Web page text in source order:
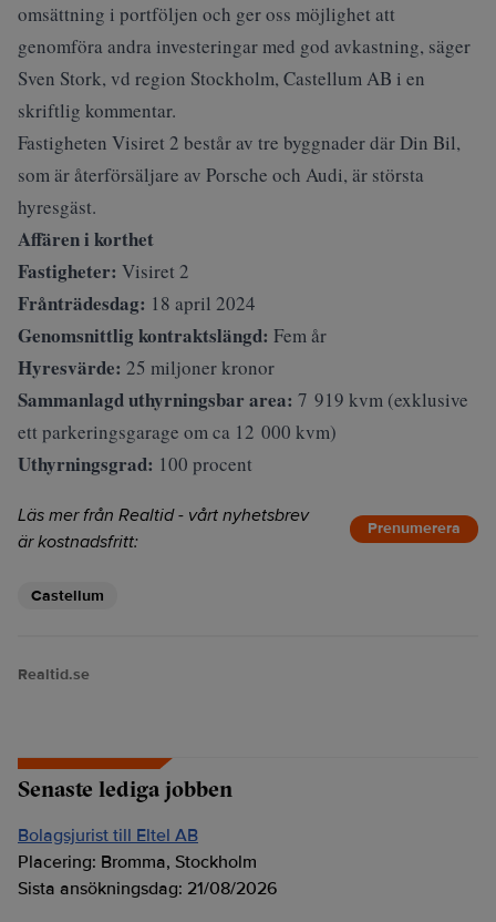
omsättning i portföljen och ger oss möjlighet att
genomföra andra investeringar med god avkastning, säger
Sven Stork, vd region Stockholm, Castellum AB i en
skriftlig kommentar.
Fastigheten Visiret 2 består av tre byggnader där Din Bil,
som är återförsäljare av Porsche och Audi, är största
hyresgäst.
Affären i korthet
Fastigheter: Visiret 2
Frånträdesdag: 18 april 2024
Genomsnittlig kontraktslängd: Fem år
Hyresvärde: 25 miljoner kronor
Sammanlagd uthyrningsbar area: 7 919 kvm (exklusive
ett parkeringsgarage om ca 12 000 kvm)
Uthyrningsgrad: 100 procent
Läs mer från Realtid - vårt nyhetsbrev
är kostnadsfritt:
Prenumerera
Castellum
Realtid.se
Senaste lediga jobben
Bolagsjurist till Eltel AB
Placering: Bromma, Stockholm
Sista ansökningsdag: 21/08/2026